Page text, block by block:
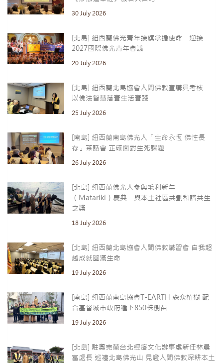
30 July 2026
[北島] 紐西蘭佛光青年接旗承擔使命 迎接
2027國際佛光青年會議
20 July 2026
[北島] 紐西蘭北島協會人間佛教宣講員考核
以佛法智慧落實生活實踐
25 July 2026
[南島] 紐西蘭南島佛光人「生命永恆 佛性長
存」茶話會 正確面對生死課題
26 July 2026
[北島] 紐西蘭佛光人參與毛利新年
（Matariki）慶典 與本土社區共劃和諧共生
之槳
18 July 2026
[北島] 紐西蘭北島協會人間佛教講習會 自我超
越成就圓滿生命
19 July 2026
[南島] 紐西蘭南島協會T-EARTH 森众植樹 配
合基督城市政府種下850株樹苗
19 July 2026
[北島] 駐奧克蘭台北經濟文化辦事處新任林晨
富處長 巡禮北島佛光山 見證人間佛教深耕本土